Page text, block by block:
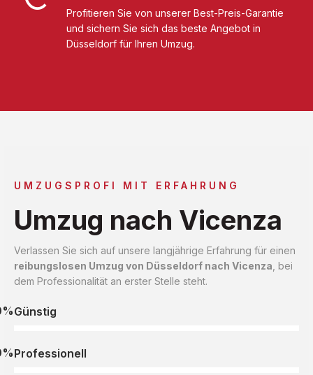
Profitieren Sie von unserer Best-Preis-Garantie
und sichern Sie sich das beste Angebot in
Düsseldorf für Ihren Umzug.
UMZUGSPROFI MIT ERFAHRUNG
Umzug nach Vicenza
Verlassen Sie sich auf unsere langjährige Erfahrung für einen
reibungslosen Umzug von Düsseldorf nach Vicenza , bei
dem Professionalität an erster Stelle steht.
Günstig
Professionell